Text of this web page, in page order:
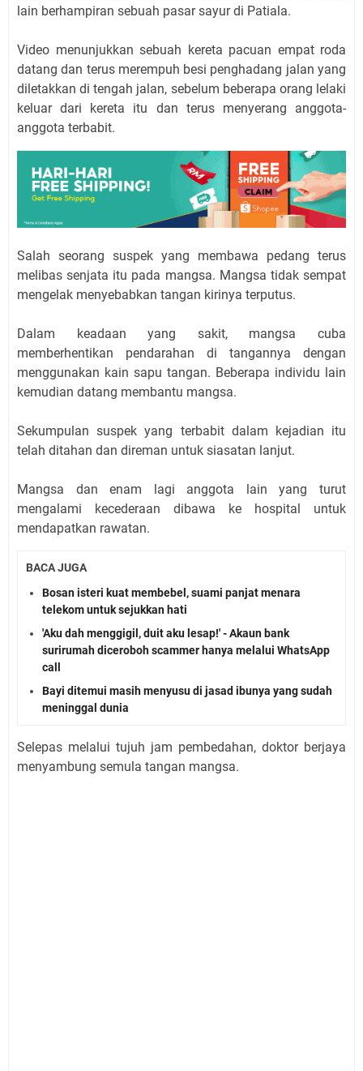
lain berhampiran sebuah pasar sayur di Patiala.
Video menunjukkan sebuah kereta pacuan empat roda
datang dan terus merempuh besi penghadang jalan yang
diletakkan di tengah jalan, sebelum beberapa orang lelaki
keluar dari kereta itu dan terus menyerang anggota-
anggota terbabit.
Salah seorang suspek yang membawa pedang terus
melibas senjata itu pada mangsa. Mangsa tidak sempat
mengelak menyebabkan tangan kirinya terputus.
Dalam keadaan yang sakit, mangsa cuba
memberhentikan pendarahan di tangannya dengan
menggunakan kain sapu tangan. Beberapa individu lain
kemudian datang membantu mangsa.
Sekumpulan suspek yang terbabit dalam kejadian itu
telah ditahan dan direman untuk siasatan lanjut.
Mangsa dan enam lagi anggota lain yang turut
mengalami kecederaan dibawa ke hospital untuk
mendapatkan rawatan.
BACA JUGA
Bosan isteri kuat membebel, suami panjat menara
telekom untuk sejukkan hati
'Aku dah menggigil, duit aku lesap!' - Akaun bank
surirumah diceroboh scammer hanya melalui WhatsApp
call
Bayi ditemui masih menyusu di jasad ibunya yang sudah
meninggal dunia
Selepas melalui tujuh jam pembedahan, doktor berjaya
menyambung semula tangan mangsa.